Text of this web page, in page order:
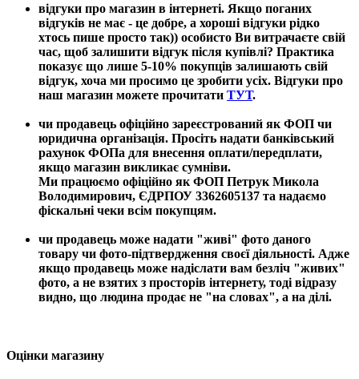
відгуки про магазин в інтернеті. Якщо поганих
відгуків не має - це добре, а хороші відгуки рідко
хтось пише просто так)) особисто Ви витрачаєте свій
час, щоб залишити відгук після купівлі? Практика
показує що лише 5-10% покупців залишають свій
відгук, хоча ми просимо це зробити усіх. Відгуки про
наш магазин можете прочитати ТУТ.
чи продавець офіційно зареєстрований як ФОП чи
юридична організація. Просіть надати банківський
рахунок ФОПа для внесення оплати/передплати,
якщо магазин викликає сумніви.
Ми працюємо офіційно як ФОП Петрук Микола
Володимирович, ЄДРПОУ 3362605137 та надаємо
фіскальні чеки всім покупцям.
чи продавець може надати "живі" фото даного
товару чи фото-підтвердження своєї діяльності. Адже
якщо продавець може надіслати вам безліч "живих"
фото, а не взятих з просторів інтернету, тоді відразу
видно, що людина продає не "на словах", а на ділі.
Оцінки магазину